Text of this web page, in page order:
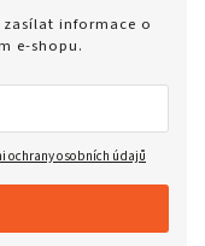
informace o
e-shopu.
ochrany osobních údajů